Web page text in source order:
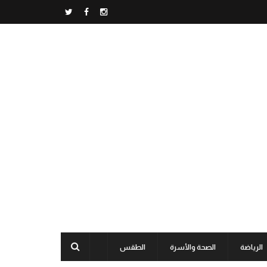
الرياضة الصحة والأسرة الطقس